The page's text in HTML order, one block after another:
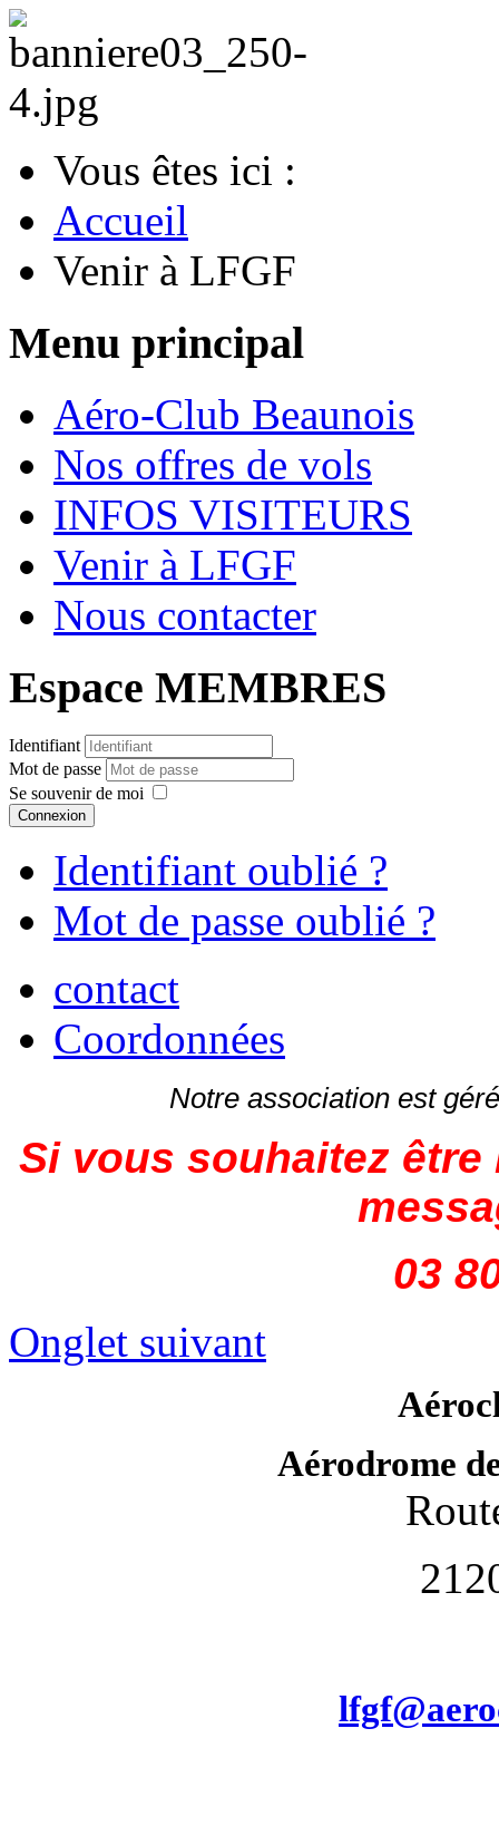
Vous êtes ici :
Accueil
Venir à LFGF
Menu principal
Aéro-Club Beaunois
Nos offres de vols
INFOS VISITEURS
Venir à LFGF
Nous contacter
Espace MEMBRES
Identifiant
Mot de passe
Se souvenir de moi
Connexion
Identifiant oublié ?
Mot de passe oublié ?
contact
Coordonnées
Notre association est
Si vous souhaitez
03
Onglet suivant
Aérodrome